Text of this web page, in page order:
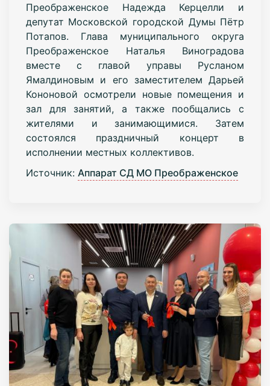
Преображенское Надежда Керцелли и
депутат Московской городской Думы Пётр
Потапов. Глава муниципального округа
Преображенское Наталья Виноградова
вместе с главой управы Русланом
Ямалдиновым и его заместителем Дарьей
Кононовой осмотрели новые помещения и
зал для занятий, а также пообщались с
жителями и занимающимися. Затем
состоялся праздничный концерт в
исполнении местных коллективов.
Источник: Аппарат СД МО Преображенское